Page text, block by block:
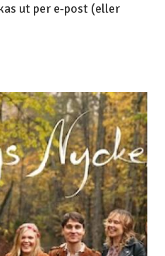
ut per e-post (eller